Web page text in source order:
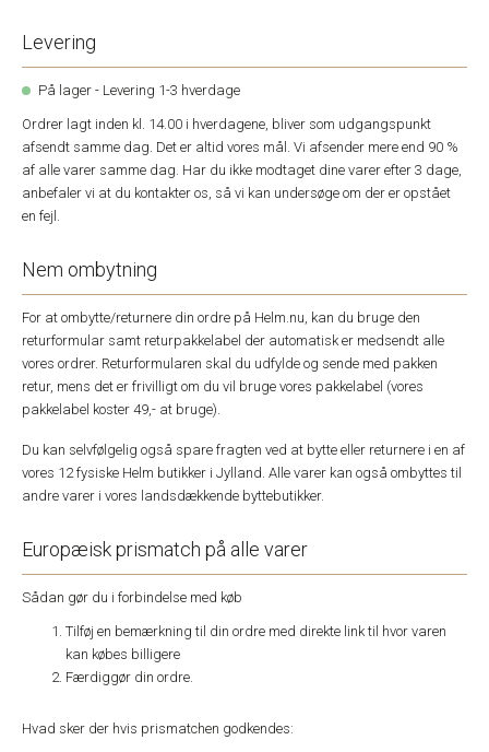
Levering
På lager - Levering 1-3 hverdage
Ordrer lagt inden kl. 14.00 i hverdagene, bliver som udgangspunkt
afsendt samme dag. Det er altid vores mål. Vi afsender mere end 90 %
af alle varer samme dag. Har du ikke modtaget dine varer efter 3 dage,
anbefaler vi at du kontakter os, så vi kan undersøge om der er opstået
en fejl.
Nem ombytning
For at ombytte/returnere din ordre på Helm.nu, kan du bruge den
returformular samt returpakkelabel der automatisk er medsendt alle
vores ordrer. Returformularen skal du udfylde og sende med pakken
retur, mens det er frivilligt om du vil bruge vores pakkelabel (vores
pakkelabel koster 49,- at bruge).
Du kan selvfølgelig også spare fragten ved at bytte eller returnere i en af
vores 12 fysiske Helm butikker i Jylland. Alle varer kan også ombyttes til
andre varer i vores landsdækkende byttebutikker.
Europæisk prismatch på alle varer
Sådan gør du i forbindelse med køb
Tilføj en bemærkning til din ordre med direkte link til hvor varen
kan købes billigere
Færdiggør din ordre.
Hvad sker der hvis prismatchen godkendes: